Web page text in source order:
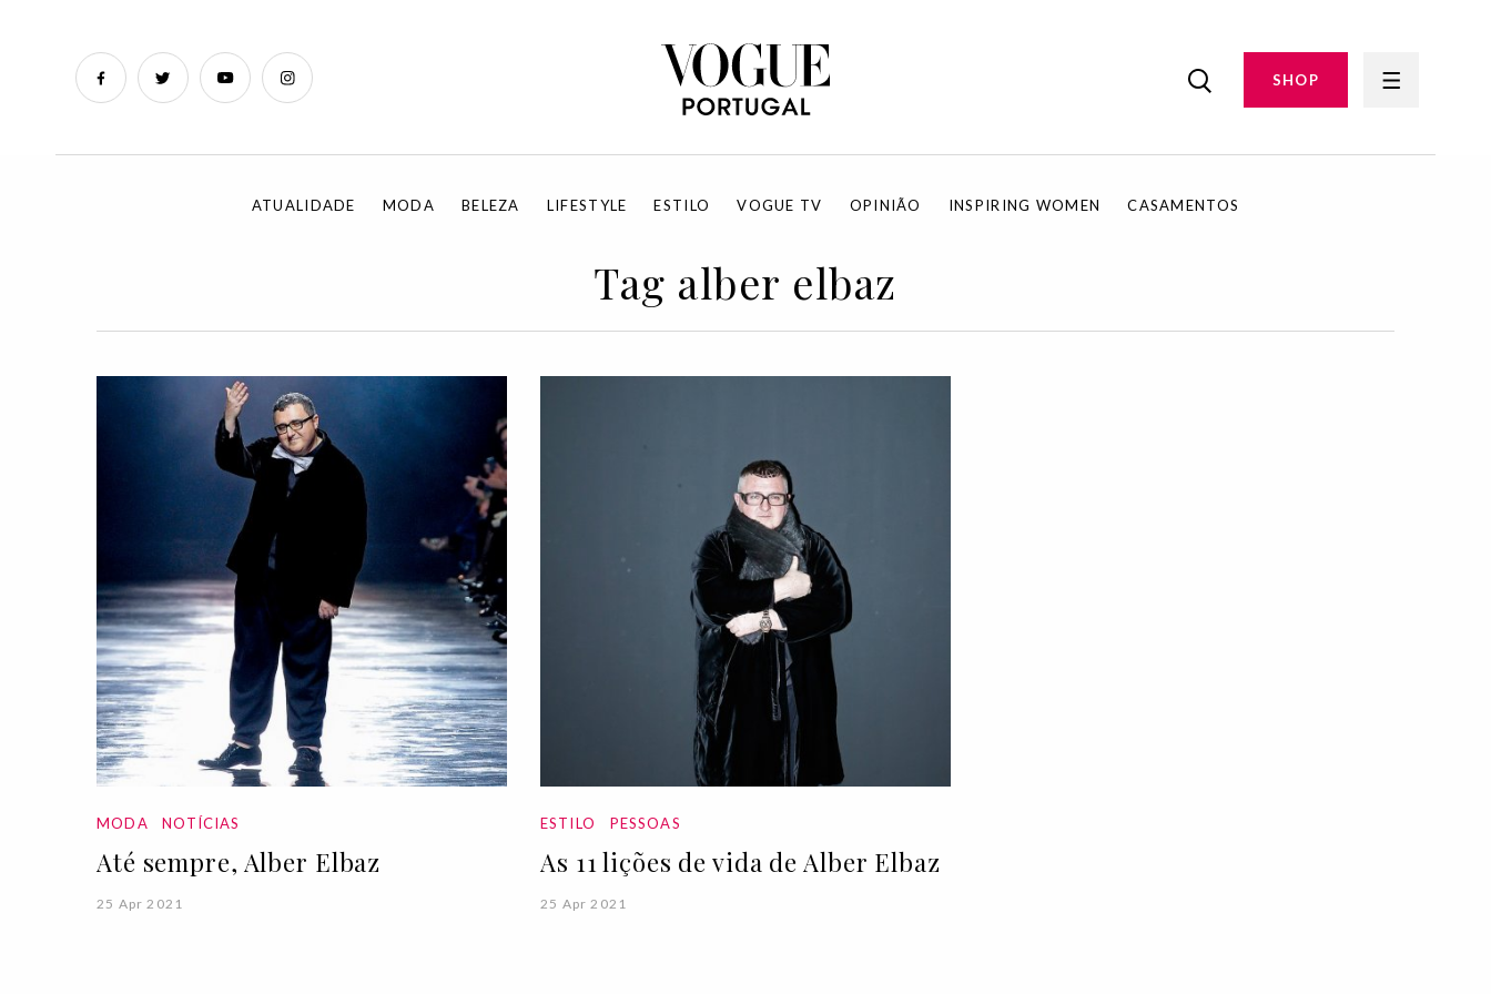
SHOP
ATUALIDADE MODA BELEZA LIFESTYLE ESTILO VOGUE TV OPINIÃO INSPIRING WOMEN CASAMENTOS
Tag alber elbaz
MODA NOTÍCIAS
Até sempre, Alber Elbaz
25 Apr 2021
ESTILO PESSOAS
As 11 lições de vida de Alber Elbaz
25 Apr 2021